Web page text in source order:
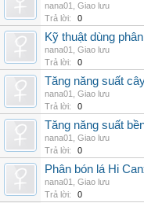
nana01
Giao lưu
Trả lời:
0
Kỹ thuật dùng
nana01
Giao lưu
Trả lời:
0
Tăng năng suất
nana01
Giao lưu
Trả lời:
0
Tăng năng suất
nana01
Giao lưu
Trả lời:
0
Phân bón lá Hi
nana01
Giao lưu
Trả lời:
0